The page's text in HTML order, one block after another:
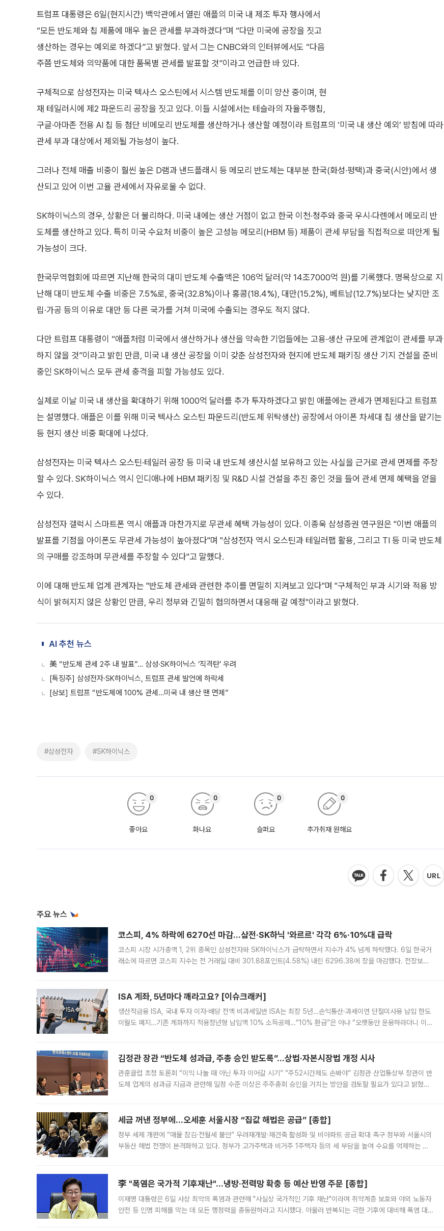
트럼프 대통령은 6일(현지시간) 백악관에서 열린 애플의 미국 내 제조 투자 행사에서
“모든 반도체와 칩 제품에 매우 높은 관세를 부과하겠다”며 “다만 미국에 공장을 짓고
생산하는 경우는 예외로 하겠다”고 밝혔다. 앞서 그는 CNBC와의 인터뷰에서도 “다음
주쯤 반도체와 의약품에 대한 품목별 관세를 발표할 것”이라고 언급한 바 있다.
구체적으로 삼성전자는 미국 텍사스 오스틴에서 시스템 반도체를 이미 양산 중이며, 현
재 테일러시에 제2 파운드리 공장을 짓고 있다. 이들 시설에서는 테슬라의 자율주행칩,
구글·아마존 전용 AI 칩 등 첨단 비메모리 반도체를 생산하거나 생산할 예정이라 트럼프의 ‘미국 내 생산 예외’ 방침에 따라
관세 부과 대상에서 제외될 가능성이 높다.
그러나 전체 매출 비중이 훨씬 높은 D램과 낸드플래시 등 메모리 반도체는 대부분 한국(화성·평택)과 중국(시안)에서 생
산되고 있어 이번 고율 관세에서 자유로울 수 없다.
SK하이닉스의 경우, 상황은 더 불리하다. 미국 내에는 생산 거점이 없고 한국 이천·청주와 중국 우시·다롄에서 메모리 반
도체를 생산하고 있다. 특히 미국 수요처 비중이 높은 고성능 메모리(HBM 등) 제품이 관세 부담을 직접적으로 떠안게 될
가능성이 크다.
한국무역협회에 따르면 지난해 한국의 대미 반도체 수출액은 106억 달러(약 14조7000억 원)를 기록했다. 명목상으로 지
난해 대미 반도체 수출 비중은 7.5%로, 중국(32.8%)이나 홍콩(18.4%), 대만(15.2%), 베트남(12.7%)보다는 낮지만 조
립·가공 등의 이유로 대만 등 다른 국가를 거쳐 미국에 수출되는 경우도 적지 않다.
다만 트럼프 대통령이 “애플처럼 미국에서 생산하거나 생산을 약속한 기업들에는 고용·생산 규모에 관계없이 관세를 부과
하지 않을 것”이라고 밝힌 만큼, 미국 내 생산 공장을 이미 갖춘 삼성전자와 현지에 반도체 패키징 생산 기지 건설을 준비
중인 SK하이닉스 모두 관세 충격을 피할 가능성도 있다.
실제로 이날 미국 내 생산을 확대하기 위해 1000억 달러를 추가 투자하겠다고 밝힌 애플에는 관세가 면제된다고 트럼프
는 설명했다. 애플은 이를 위해 미국 텍사스 오스틴 파운드리(반도체 위탁생산) 공장에서 아이폰 차세대 칩 생산을 맡기는
등 현지 생산 비중 확대에 나섰다.
삼성전자는 미국 텍사스 오스틴·테일러 공장 등 미국 내 반도체 생산시설 보유하고 있는 사실을 근거로 관세 면제를 주장
할 수 있다. SK하이닉스 역시 인디애나에 HBM 패키징 및 R&D 시설 건설을 추진 중인 것을 들어 관세 면제 혜택을 얻을
수 있다.
삼성전자 갤럭시 스마트폰 역시 애플과 마찬가지로 무관세 혜택 가능성이 있다. 이종욱 삼성증권 연구원은 "이번 애플의
발표를 기점을 아이폰도 무관세 가능성이 높아졌다"며 "삼성전자 역시 오스틴과 테일러팹 활용, 그리고 TI 등 미국 반도체
의 구매를 강조하며 무관세를 주장할 수 있다"고 말했다.
이에 대해 반도체 업계 관계자는 "반도체 관세와 관련한 추이를 면밀히 지켜보고 있다"며 "구체적인 부과 시기와 적용 방
식이 밝혀지지 않은 상황인 만큼, 우리 정부와 긴밀히 협의하면서 대응해 갈 예정"이라고 밝혔다.
AI 추천 뉴스
美 “반도체 관세 2주 내 발표”… 삼성·SK하이닉스 ‘직격탄’ 우려
[특징주] 삼성전자·SK하이닉스, 트럼프 관세 발언에 하락세
[상보] 트럼프 “반도체에 100% 관세…미국 내 생산 땐 면제”
#삼성전자 #SK하이닉스
좋아요
0
화나요
0
슬퍼요
0
추가취재 원해요
0
주요 뉴스
코스피, 4% 하락에 6270선 마감…삼전·SK하닉 '와르르' 각각 6%·10%대 급락
코스피 시장 시가총액 1, 2위 종목인 삼성전자와 SK하이닉스가 급락하면서 지수가 4% 넘게 하락했다. 6일 한국거
래소에 따르면 코스피 지수는 전 거래일 대비 301.88포인트(4.58%) 내린 6296.38에 장을 마감했다. 전장보다
ISA 계좌, 5년마다 깨라고요? [이슈크래커]
생산적금융 ISA, 국내 투자 이자·배당 전액 비과세일반 ISA는 최장 5년…손익통산·과세이연 단절미사용 납입 한도
이월도 폐지…기존 계좌까지 적용청년형 납입액 10% 소득공제…“10% 환급”은 아냐 “오랫동안 운용하라더니 이제
김정관 장관 “반도체 성과급, 주총 승인 받도록”…상법·자본시장법 개정 시사
관훈클럽 초청 토론회 “이익 나눌 때 아닌 투자 이어갈 시기” “주52시간제도 손봐야” 김정관 산업통상부 장관이 반
도체 업계의 성과급 지급과 관련해 일정 수준 이상은 주주총회 승인을 거치는 방안을 검토할 필요가 있다고 밝혔다.
세금 꺼낸 정부에…오세훈 서울시장 “집값 해법은 공급” [종합]
정부 세제 개편에 “매물 잠김·전월세 불안” 우려재개발·재건축 활성화 및 비아파트 공급 확대 촉구 정부와 서울시의
부동산 해법 전쟁이 본격화하고 있다. 정부가 고가주택과 비거주 1주택자 등의 세 부담을 높여 수요를 억제하는 카
李 "폭염은 국가적 기후재난"…냉방·전력망 확충 등 예산 반영 주문 [종합]
이재명 대통령은 6일 사상 최악의 폭염과 관련해 "사실상 국가적인 기후 재난"이라며 취약계층 보호와 야외 노동자
안전 등 인명 피해를 막는 데 모든 행정력을 총동원하라고 지시했다. 아울러 반복되는 극한 기후에 대비해 폭염 대응